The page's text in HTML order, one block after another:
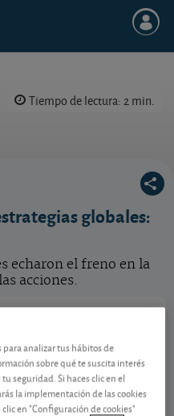
Tiempo de lectura: 2 min.
como hacemos con nuestras
globales:
echaron el freno en la
acciones.
109,10 EUR
0,6416 EUR (0,59 %)
Ver detalladamente
para analizar tus hábitos de
sobre qué te suscita interés
seguridad. Si haces clic en el
la implementación de las cookies
en "Configuración de cookies"